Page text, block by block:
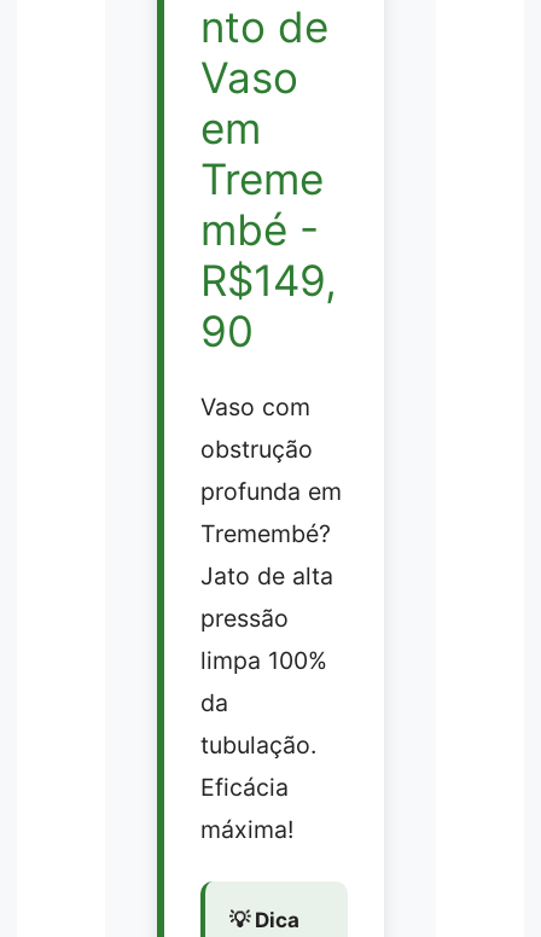
nto de
Vaso
em
Treme
mbé -
R$149,
90
Vaso com
obstrução
profunda em
Tremembé?
Jato de alta
pressão
limpa 100%
da
tubulação.
Eficácia
máxima!
💡 Dica